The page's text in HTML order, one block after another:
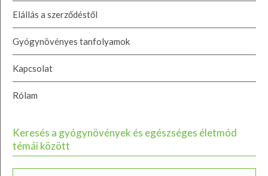
Elállás a szerződéstől
Gyógynövényes tanfolyamok
Kapcsolat
Rólam
Keresés a gyógynövények és egészséges életmód
témái között